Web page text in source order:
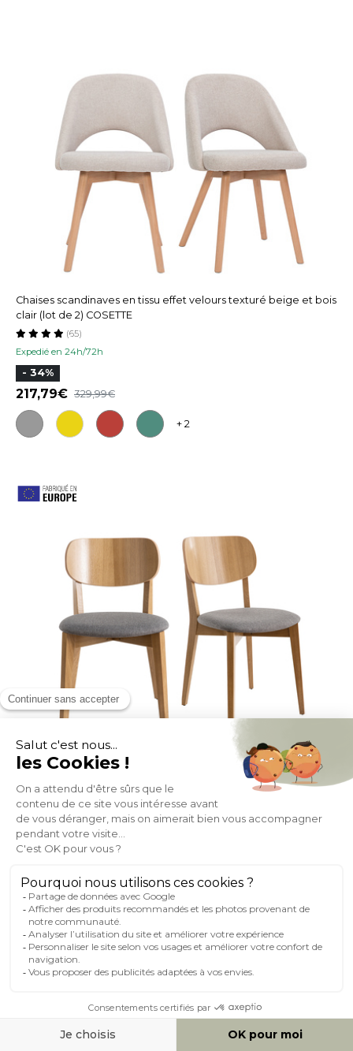
Chaises scandinaves en tissu effet velours texturé beige et bois
clair (lot de 2) COSETTE
Expedié en 24h/72h
(65)
- 34%
217,79 329,99
+ 2
Chaises vintage en bois clair chêne et tissu gris clair (lot de 2)
Expedié en 24h/72h
(26)
- 16%
310,79
+ 5
NOUVEAUTÉ